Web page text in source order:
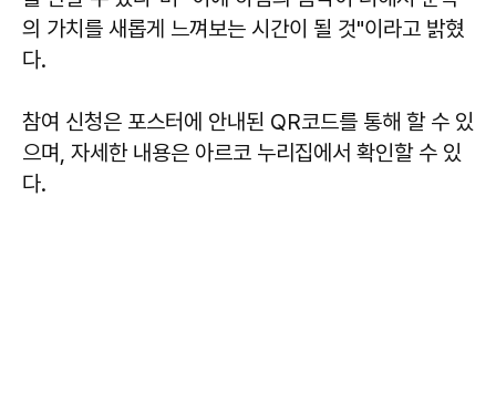
의 가치를 새롭게 느껴보는 시간이 될 것"이라고 밝혔
다.
참여 신청은 포스터에 안내된 QR코드를 통해 할 수 있
으며, 자세한 내용은 아르코 누리집에서 확인할 수 있
다.